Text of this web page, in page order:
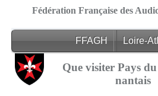
Fédération Française des
FFAGH Loire-
Que visiter Pays
nantais